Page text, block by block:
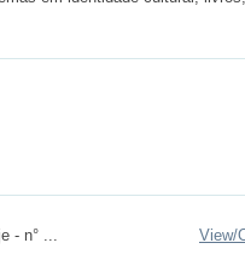
- n° ...
View/